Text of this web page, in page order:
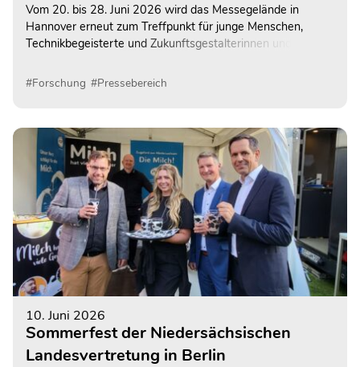
Vom 20. bis 28. Juni 2026 wird das Messegelände in
Hannover erneut zum Treffpunkt für junge Menschen,
Technikbegeisterte und Zukunftsgestalterinnen und -
Milchland Niedersachsen ist wieder mit einem
abwechslungsreichen Gemeinschaftsstand vertreten.
#Forschung #Pressebereich
10. Juni 2026
Sommerfest der Niedersächsischen
Landesvertretung in Berlin